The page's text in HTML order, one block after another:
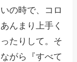
の時で、コロ
んまり上手く
たりして。そ
がら『すべて